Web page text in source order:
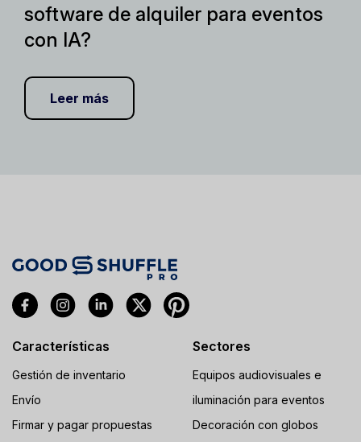
software de alquiler para eventos
con IA?
Leer más
Características
Gestión de inventario
Envío
Firmar y pagar propuestas
Sectores
Equipos audiovisuales e
iluminación para eventos
Decoración con globos